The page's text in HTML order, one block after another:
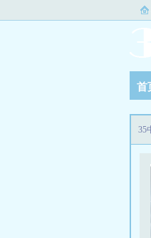
首
35